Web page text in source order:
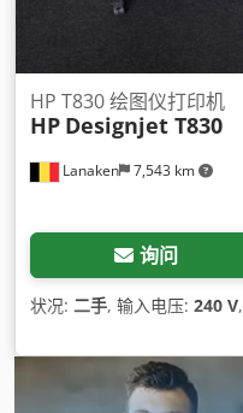
Lanaken 7,543 km
HP T830 绘图仪打印机
HP Designjet T830
询问
状况: 二手, 输入电压: 240 V,